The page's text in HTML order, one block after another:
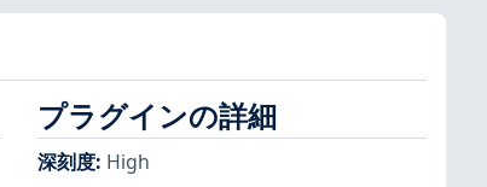
プラグインの詳細
深刻度: High